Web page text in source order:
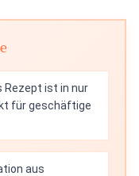
Rezept ist in nur
für geschäftige
aus